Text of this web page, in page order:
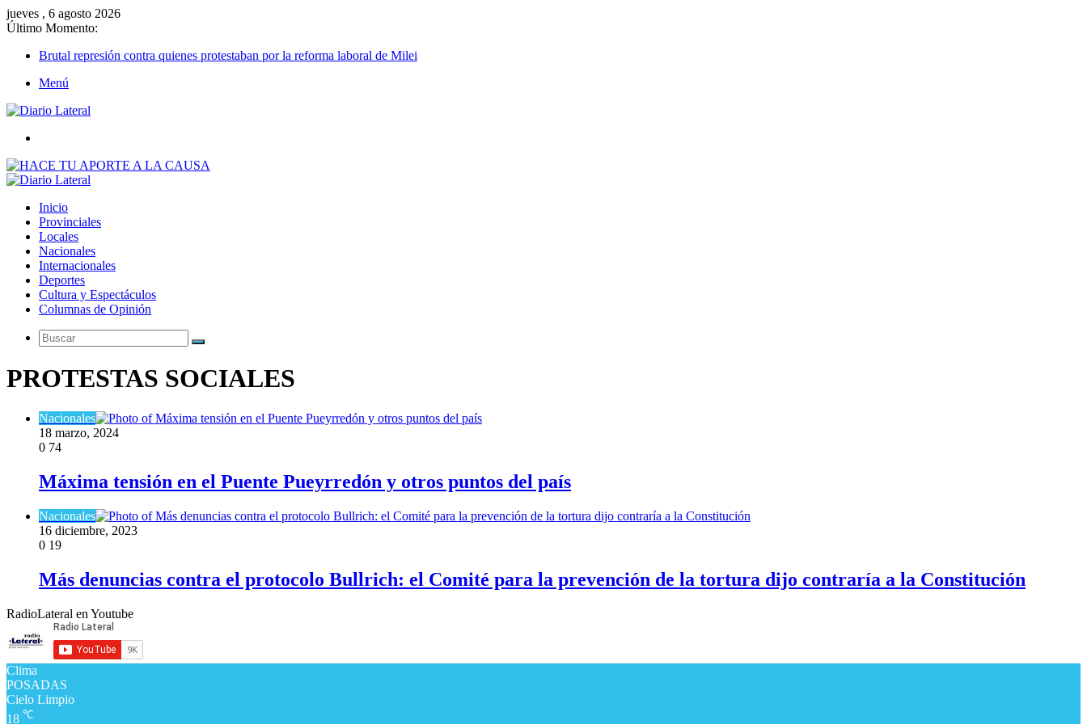
jueves , 6 agosto 2026
Último Momento:
Brutal represión contra quienes protestaban por la reforma laboral de Milei
Menú
Inicio
Provinciales
Locales
Nacionales
Internacionales
Deportes
Cultura y Espectáculos
Columnas de Opinión
Buscar
PROTESTAS SOCIALES
Nacionales
18 marzo, 2024
0 74
Máxima tensión en el Puente Pueyrredón y otros puntos del país
Nacionales
16 diciembre, 2023
0 19
Más denuncias contra el protocolo Bullrich: el Comité para la prevención de la tortura dijo contraría a la Constitución
RadioLateral en Youtube
Clima
POSADAS
Cielo Limpio
18 ℃